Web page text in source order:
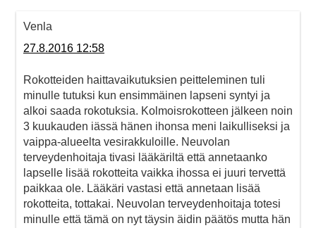
Venla
27.8.2016 12:58
Rokotteiden haittavaikutuksien peitteleminen tuli
minulle tutuksi kun ensimmäinen lapseni syntyi ja
alkoi saada rokotuksia. Kolmoisrokotteen jälkeen noin
3 kuukauden iässä hänen ihonsa meni laikulliseksi ja
vaippa-alueelta vesirakkuloille. Neuvolan
terveydenhoitaja tivasi lääkäriltä että annetaanko
lapselle lisää rokotteita vaikka ihossa ei juuri tervettä
paikkaa ole. Lääkäri vastasi että annetaan lisää
rokotteita, tottakai. Neuvolan terveydenhoitaja totesi
minulle että tämä on nyt täysin äidin päätös mutta hän